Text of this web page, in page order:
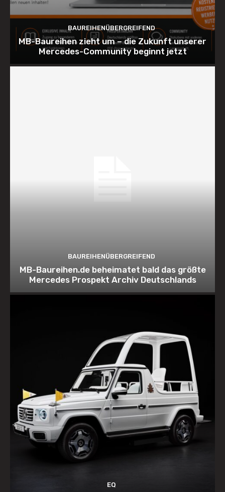
BAUREIHENÜBERGREIFEND
MB-Baureihen zieht um – die Zukunft unserer
Mercedes-Community beginnt jetzt
BAUREIHENÜBERGREIFEND
MB-Baureihen.de beheimatet bald das größte
Mercedes Prospekt Archiv Deutschlands
EQ